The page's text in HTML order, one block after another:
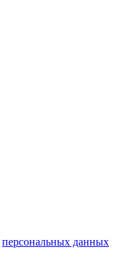
персональных данных